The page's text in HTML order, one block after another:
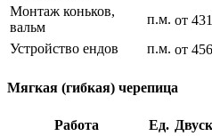
Монтаж коньков,
вальм
п.м. от
Устройство ендов
п.м. от
Мягкая (гибкая) черепица
Работа Ед.